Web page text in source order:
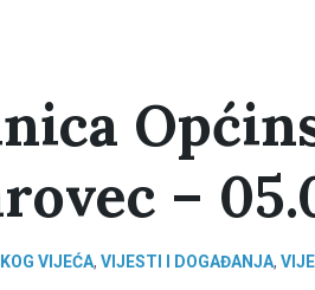
–
VIJEĆA, VIJESTI I DOGAĐANJA,